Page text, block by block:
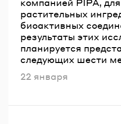
растительных
биоактивных
результаты этих
планируется
следующих шести
Опубликовано
22 января